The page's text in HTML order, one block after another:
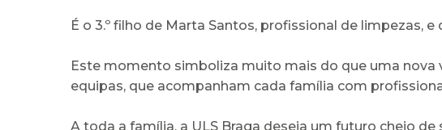
É o 3.º filho de Marta Santos, profissional de limpezas,
Este momento simboliza muito mais do que uma nova
equipas, que acompanham cada família com
A toda a família, a ULS Braga deseja um futuro cheio